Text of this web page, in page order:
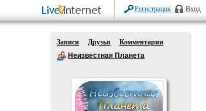
Регистрация Вход
Записи Друзья
Комментарии
Неизвестная Планета